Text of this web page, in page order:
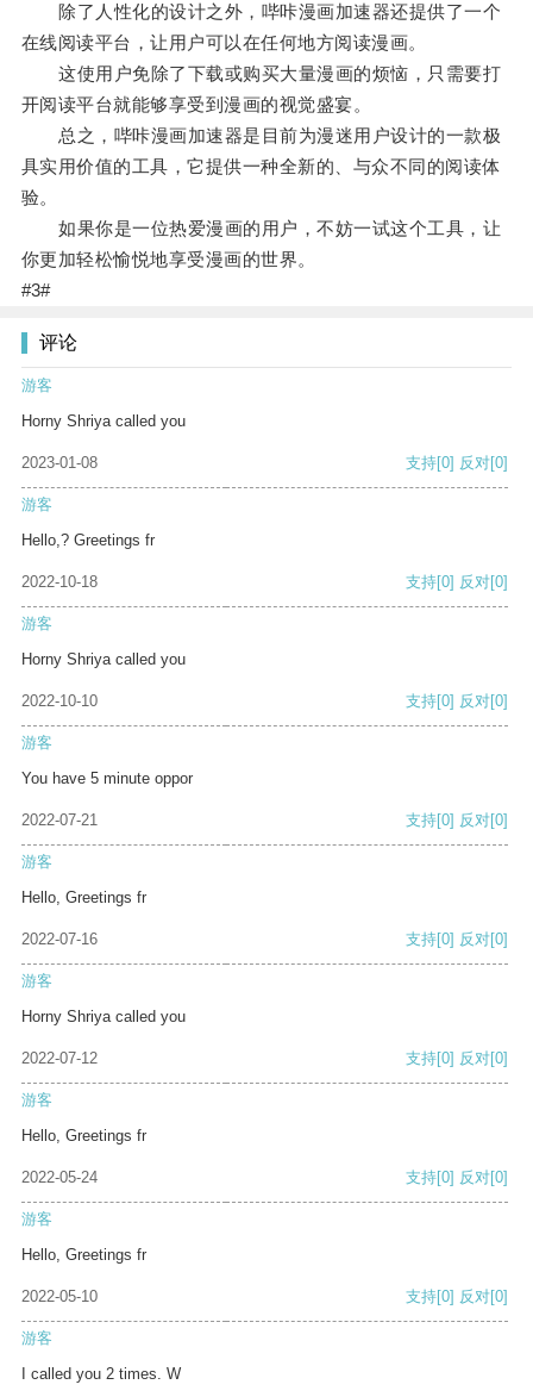
除了人性化的设计之外，哔咔漫画加速器还提供了一个
在线阅读平台，让用户可以在任何地方阅读漫画。
这使用户免除了下载或购买大量漫画的烦恼，只需要打
开阅读平台就能够享受到漫画的视觉盛宴。
总之，哔咔漫画加速器是目前为漫迷用户设计的一款极
具实用价值的工具，它提供一种全新的、与众不同的阅读体
验。
如果你是一位热爱漫画的用户，不妨一试这个工具，让
你更加轻松愉悦地享受漫画的世界。
#3#
评论
游客
Horny Shriya called you
2023-01-08 支持[0] 反对[0]
游客
Hello,? Greetings fr
2022-10-18 支持[0] 反对[0]
游客
Horny Shriya called you
2022-10-10 支持[0] 反对[0]
游客
You have 5 minute oppor
2022-07-21 支持[0] 反对[0]
游客
Hello, Greetings fr
2022-07-16 支持[0] 反对[0]
游客
Horny Shriya called you
2022-07-12 支持[0] 反对[0]
游客
Hello, Greetings fr
2022-05-24 支持[0] 反对[0]
游客
Hello, Greetings fr
2022-05-10 支持[0] 反对[0]
游客
I called you 2 times. W